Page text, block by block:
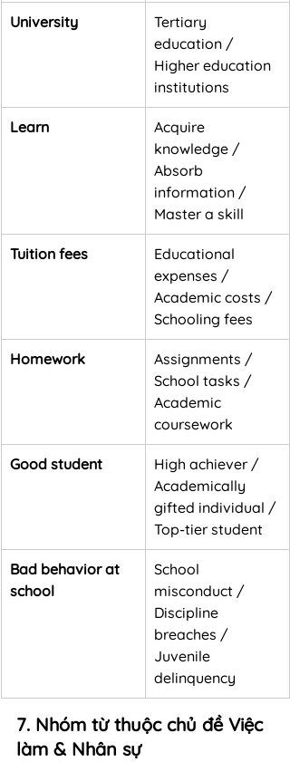
University
Tertiary
education /
Higher education
institutions
Learn
Acquire
knowledge /
Absorb
information /
Master a skill
Tuition fees
Educational
expenses /
Academic costs /
Schooling fees
Homework
Assignments /
School tasks /
Academic
coursework
Good student
High achiever /
Academically
gifted individual /
Top-tier student
Bad behavior at
school
School
misconduct /
Discipline
breaches /
Juvenile
delinquency
7. Nhóm từ thuộc chủ đề Việc
làm & Nhân sự